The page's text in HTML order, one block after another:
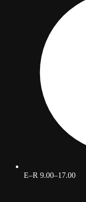
E–R 9.00–17.00